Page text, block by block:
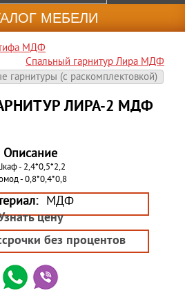
МЕБЕЛИ
МДФ
Спальный гарнитур Лира МДФ
гарнитуры (c раскомплектовкой)
ЛИРА-2 МДФ
Описание
- 2,4*0,5*2,2
- 0,8*0,4*0,8
МДФ
цену
без процентов